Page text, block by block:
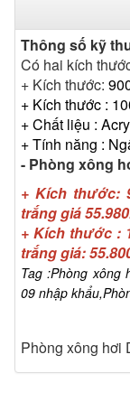
bao quanh
lớp, kính cường
+ Phần đế được
sứ ) . Đây là loại
tắm, có độ đàn
bẩn,....
+ Phòng xông
gạt ) để tiết kiệm
+ Hệ thống thiết bị
• Mắt Massage
• Ống cấp nước,
- Tác
+ Làm nóng và kích thích bài tiết mồ hôi và chất cặn bã,
làm nhẹ gánh
cường hệ thống
+ Thông thoáng
thể . Làn da sẽ
Thông số kỹ
Có hai kích
+ Kích thước:
+ Kích thước :
+ Chất liệu :
+ Tính năng :
- Phòng xông
+ Kích thước: 900 x 900 x 2200 mm chất liệu màu
trắng giá
+ Kích thước :
trắng giá:
Tag :Phòng xông
09 nhập
Phòng xông